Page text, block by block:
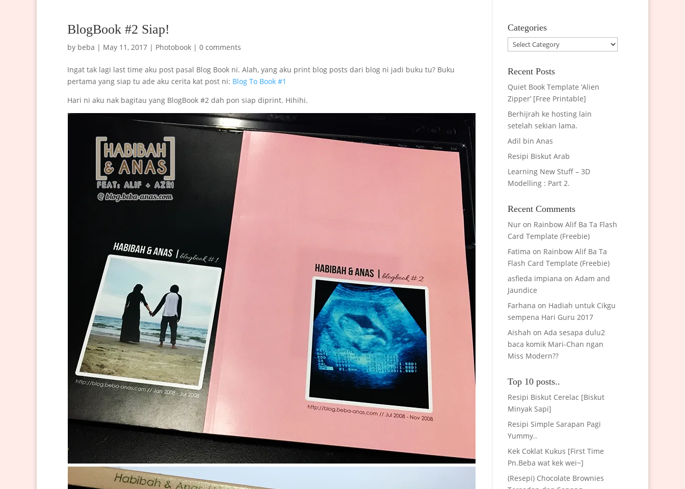
BlogBook #2 Siap!
by beba | May 11, 2017 | Photobook | 0 comments
Ingat tak lagi last time aku post pasal Blog Book ni. Alah, yang aku print blog posts dari blog ni jadi buku tu? Buku
pertama yang siap tu ade aku cerita kat post ni: Blog To Book #1
Hari ni aku nak bagitau yang BlogBook #2 dah pon siap diprint. Hihihi.
Categories
Categories
Recent Posts
Quiet Book Template ‘Alien
Zipper’ [Free Printable]
Berhijrah ke hosting lain
setelah sekian lama.
Adil bin Anas
Resipi Biskut Arab
Learning New Stuff – 3D
Modelling : Part 2.
Recent Comments
Nur on Rainbow Alif Ba Ta Flash
Card Template (Freebie)
Fatima on Rainbow Alif Ba Ta
Flash Card Template (Freebie)
asfieda impiana onAdam and
Jaundice
Farhana on Hadiah untuk Cikgu
sempena Hari Guru 2017
Aishah onAda sesapa dulu2
baca komik Mari-Chan ngan
Miss Modern??
Top 10 posts..
Resipi Biskut Cerelac [Biskut
Minyak Sapi]
Resipi Simple Sarapan Pagi
Yummy..
Kek Coklat Kukus [First Time
Pn.Beba wat kek wei~]
(Resepi) Chocolate Brownies